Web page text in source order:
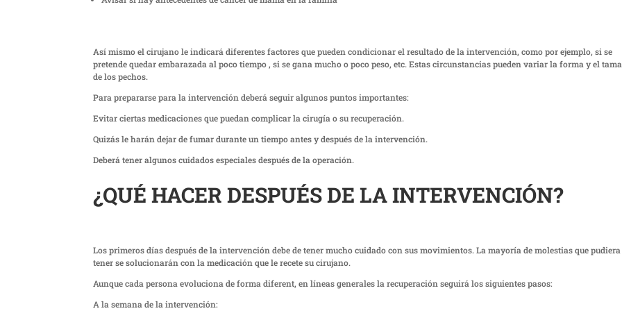
Así mismo el cirujano le indicará diferentes factores que pueden condicionar el resultado de la intervención, como por ejemplo, si se
pretende quedar embarazada al poco tiempo , si se gana mucho o poco peso, etc. Estas circunstancias pueden variar la forma y el
de los pechos.
Para prepararse para la intervención deberá seguir algunos puntos importantes:
Evitar ciertas medicaciones que puedan complicar la cirugía o su recuperación.
Quizás le harán dejar de fumar durante un tiempo antes y después de la intervención.
Deberá tener algunos cuidados especiales después de la operación.
¿QUÉ HACER DESPUÉS DE LA INTERVENCIÓN?
Los primeros días después de la intervención debe de tener mucho cuidado con sus movimientos. La mayoría de molestias que pudiera
tener se solucionarán con la medicación que le recete su cirujano.
Aunque cada persona evoluciona de forma diferent, en líneas generales la recuperación seguirá los siguientes pasos:
A la semana de la intervención: